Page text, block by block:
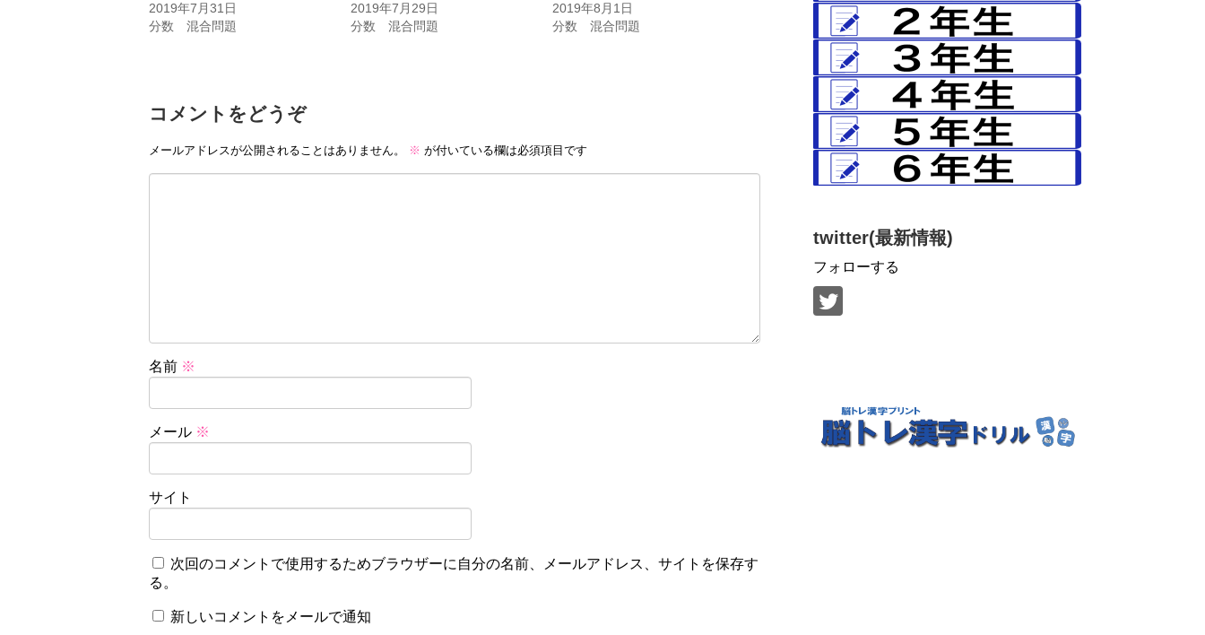
2019年7月31日
分数 混合問題
2019年7月29日
分数 混合問題
2019年8月1日
分数 混合問題
コメントをどうぞ
メールアドレスが公開されることはありません。 ※ が付いている欄は必須項目です
名前 ※
メール ※
サイト
次回のコメントで使用するためブラウザーに自分の名前、メールアドレス、サイトを保存す
る。
新しいコメントをメールで通知
twitter(最新情報)
フォローする